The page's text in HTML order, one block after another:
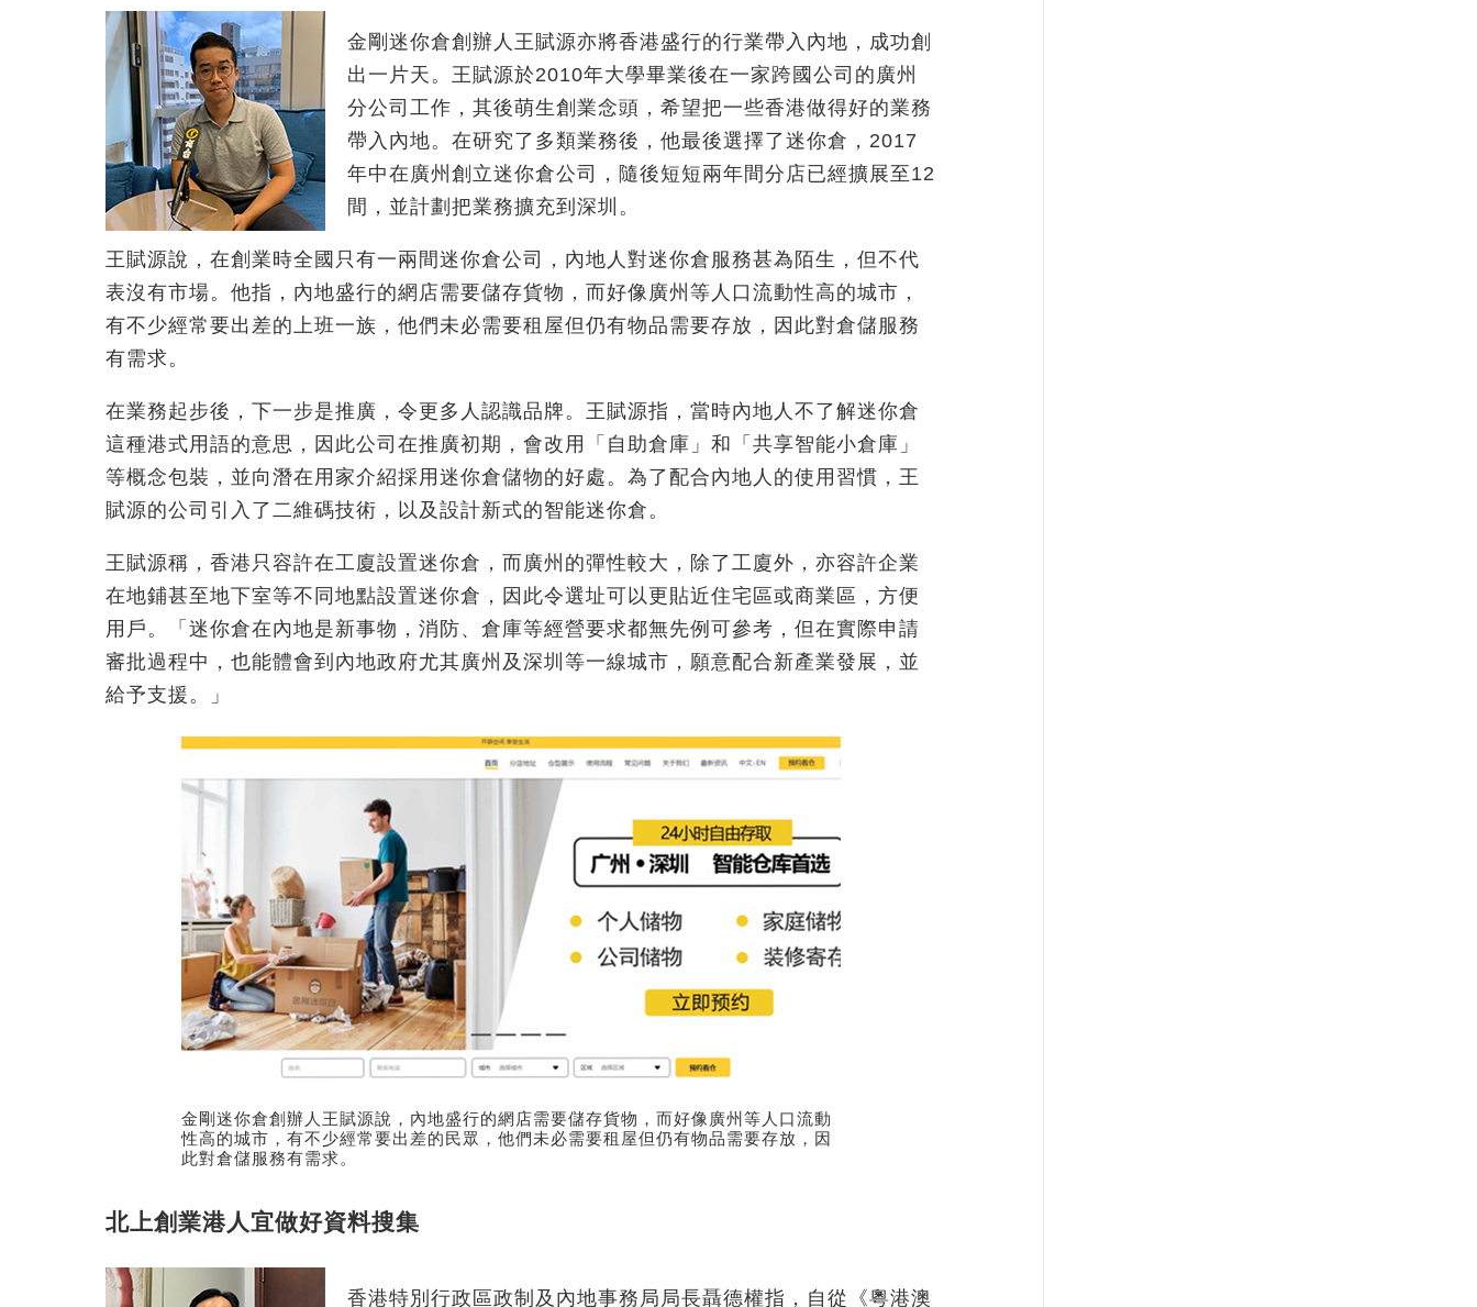
金剛迷你倉創辦人王賦源亦將香港盛行的行業帶入內地，成功創
出一片天。王賦源於2010年大學畢業後在一家跨國公司的廣州
分公司工作，其後萌生創業念頭，希望把一些香港做得好的業務
帶入內地。在研究了多類業務後，他最後選擇了迷你倉，2017
年中在廣州創立迷你倉公司，隨後短短兩年間分店已經擴展至12
間，並計劃把業務擴充到深圳。
王賦源說，在創業時全國只有一兩間迷你倉公司，內地人對迷你倉服務甚為陌生，但不代
表沒有市場。他指，內地盛行的網店需要儲存貨物，而好像廣州等人口流動性高的城市，
有不少經常要出差的上班一族，他們未必需要租屋但仍有物品需要存放，因此對倉儲服務
有需求。
在業務起步後，下一步是推廣，令更多人認識品牌。王賦源指，當時內地人不了解迷你倉
這種港式用語的意思，因此公司在推廣初期，會改用「自助倉庫」和「共享智能小倉庫」
等概念包裝，並向潛在用家介紹採用迷你倉儲物的好處。為了配合內地人的使用習慣，王
賦源的公司引入了二維碼技術，以及設計新式的智能迷你倉。
王賦源稱，香港只容許在工廈設置迷你倉，而廣州的彈性較大，除了工廈外，亦容許企業
在地鋪甚至地下室等不同地點設置迷你倉，因此令選址可以更貼近住宅區或商業區，方便
用戶。「迷你倉在內地是新事物，消防、倉庫等經營要求都無先例可參考，但在實際申請
審批過程中，也能體會到內地政府尤其廣州及深圳等一線城市，願意配合新產業發展，並
給予支援。」
金剛迷你倉創辦人王賦源說，內地盛行的網店需要儲存貨物，而好像廣州等人口流動
性高的城市，有不少經常要出差的民眾，他們未必需要租屋但仍有物品需要存放，因
此對倉儲服務有需求。
北上創業港人宜做好資料搜集
香港特別行政區政制及內地事務局局長聶德權指，自從《粵港澳